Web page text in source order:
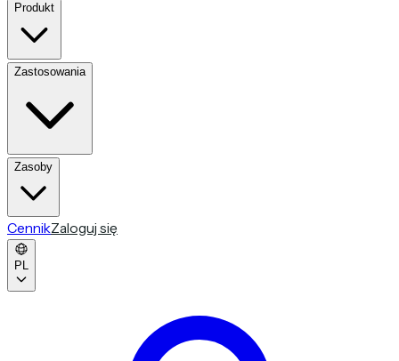
Produkt
Zastosowania
Zasoby
CennikZaloguj się
PL